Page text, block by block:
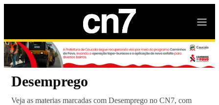
Desemprego
Veja as materias marcadas com Desemprego no CN7, com